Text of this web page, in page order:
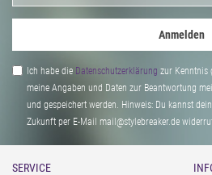
Anmelden
Ich habe die Daten­schutz­erklärung zur Kenntnis
meine Angaben und Daten zur Beantwortung
und gespeichert werden. Hinweis: Du kannst
Zukunft per E-Mail mail@stylebreaker.de
SERVICE